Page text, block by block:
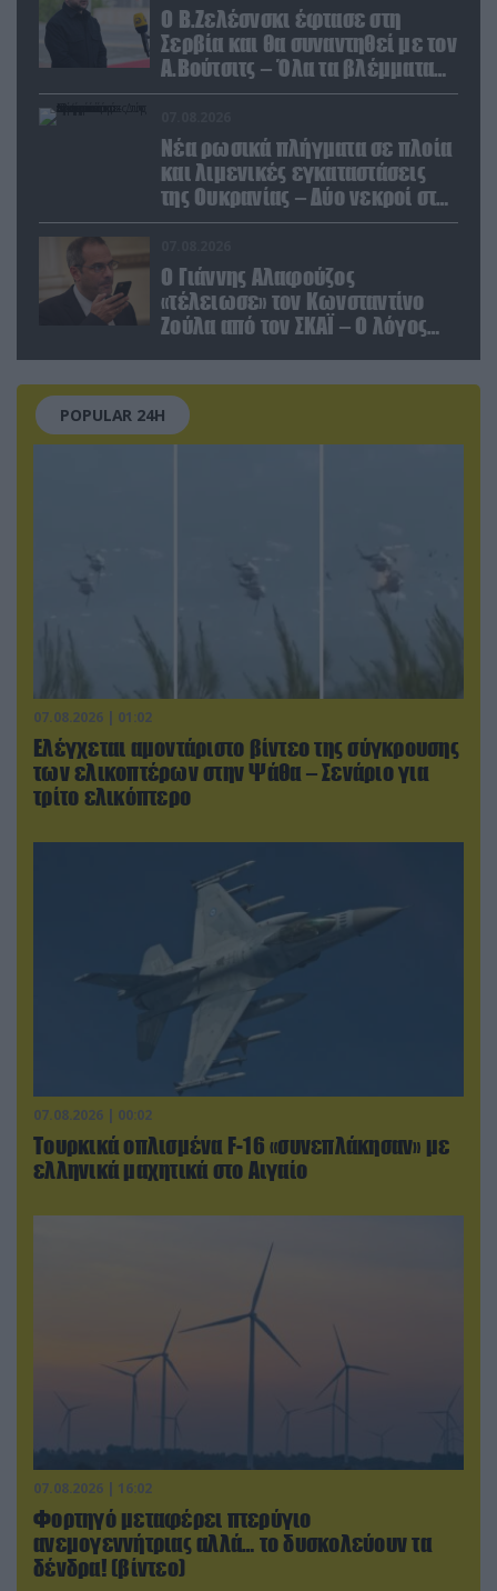
Ο Β.Ζελέσνσκι έφτασε στη
Σερβία και θα συναντηθεί με τον
Α.Βούτσιτς – Όλα τα βλέμματα
στις σχέσεις με τη Ρωσία
Νέα ρωσικά πλήγματα σε πλοία
και λιμενικές εγκαταστάσεις
της Ουκρανίας – Δύο νεκροί στην
Κριμαία
Ο Γιάννης Αλαφούζος
«τέλειωσε» τον Κωνσταντίνο
Ζούλα από τον ΣΚΑΪ – Ο λόγος
POPULAR 24H
07.08.2026 | 01:02
Ελέγχεται αμοντάριστο βίντεο της σύγκρουσης
των ελικοπτέρων στην Ψάθα – Σενάριο για
τρίτο ελικόπτερο
07.08.2026 | 00:02
Τουρκικά οπλισμένα F-16 «συνεπλάκησαν» με
ελληνικά μαχητικά στο Αιγαίο
07.08.2026 | 16:02
Φορτηγό μεταφέρει πτερύγιο
ανεμογεννήτριας αλλά… το δυσκολεύουν τα
δένδρα! (βίντεο)